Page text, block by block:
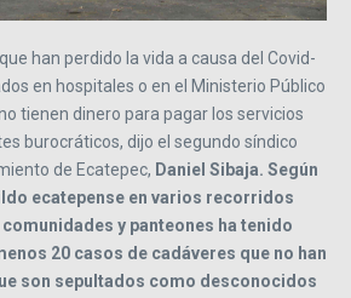
han perdido la vida a causa del Covid-
en hospitales o en el Ministerio Público
tienen dinero para pagar los servicios
burocráticos, dijo el segundo síndico
de Ecatepec, Daniel Sibaja. Según
ecatepense en varios recorridos
y panteones ha tenido
20 casos de cadáveres que no han
son sepultados como desconocidos